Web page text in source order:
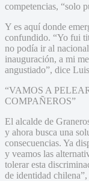
competencias, “solo
Y es aquí donde
confundido. “Yo fui
no podía ir al
inauguración, a mi
angustiado”, dice
“VAMOS A
COMPAÑEROS”
El alcalde de
y ahora busca una
consecuencias. Ya
y veamos las
tolerar esta
de identidad